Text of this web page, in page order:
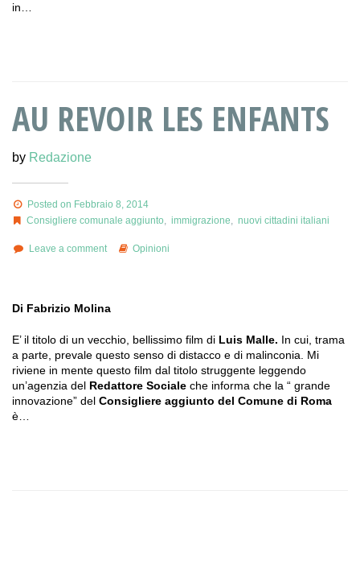
in…
AU REVOIR LES ENFANTS
by Redazione
Posted on Febbraio 8, 2014
Consigliere comunale aggiunto
immigrazione nuovi cittadini italiani
Leave a comment Opinioni
Di Fabrizio Molina
E’ il titolo di un vecchio, bellissimo film di Luis Malle. In cui, trama
a parte, prevale questo senso di distacco e di malinconia. Mi
riviene in mente questo film dal titolo struggente leggendo
un’agenzia del Redattore Sociale che informa che la “ grande
innovazione” del Consigliere aggiunto del Comune di Roma
è…